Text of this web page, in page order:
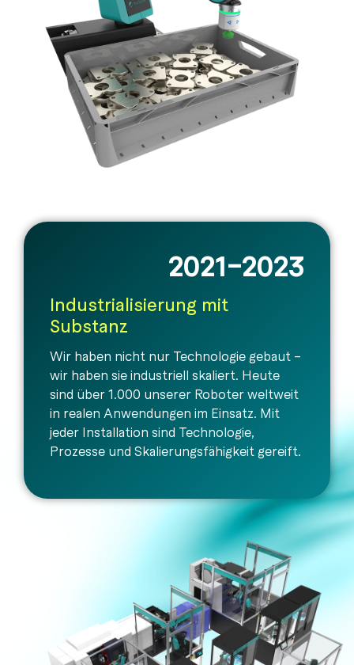
2021–2023
Industrialisierung mit
Substanz
Wir haben nicht nur Technologie gebaut –
wir haben sie industriell skaliert. Heute
sind über 1.000 unserer Roboter weltweit
in realen Anwendungen im Einsatz. Mit
jeder Installation sind Technologie,
Prozesse und Skalierungsfähigkeit gereift.